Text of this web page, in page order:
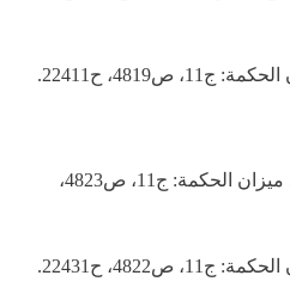
([25]) نهج البلاغة: الخطبة 183. ميزان الحكمة: ج11، ص4823،